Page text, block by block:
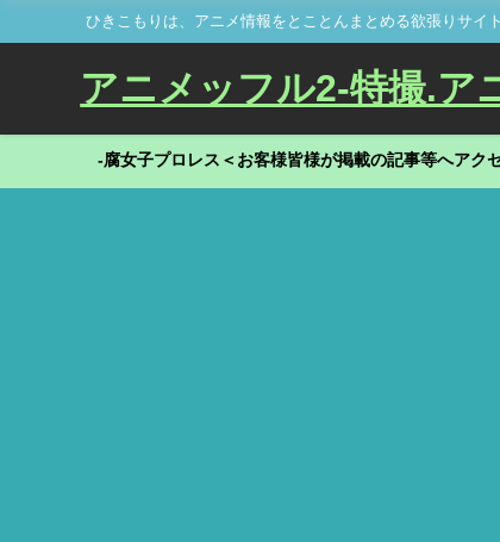
ひきこもりは、アニメ情報をとことんまとめる欲張りサイ
アニメッフル2-特撮.ア
-腐女子プロレス＜お客様皆様が掲載の記事等へアク